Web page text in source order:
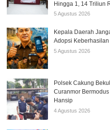
Hingga 1, 14 Triliun
5 Agustus 2026
Kepala Daerah
Adopsi
5 Agustus 2026
Polsek Cakung
Curanmor
Hansip
4 Agustus 2026